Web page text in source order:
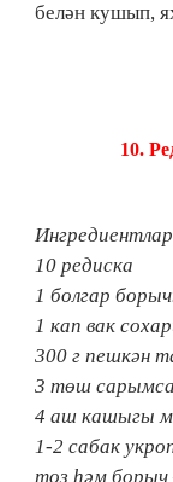
белән кушып,
10.​
10 редиска
1 болгар
1 кап вак
300 г пешкән
3 төш
4 аш кашыгы
1-2 сабак
тоз һәм борыч